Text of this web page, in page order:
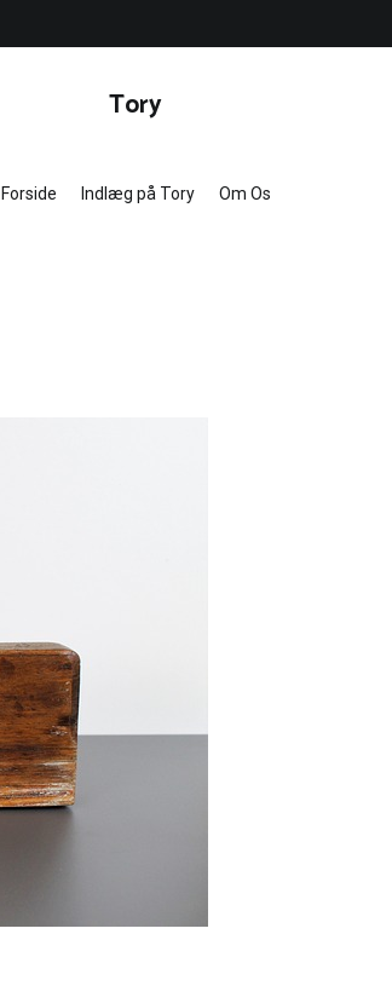
Tory
Forside Indlæg på Tory Om Os